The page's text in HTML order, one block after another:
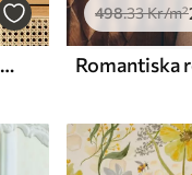
Blå fåglar, citroner och bär på vit bakgrund
498.33Kr/m²